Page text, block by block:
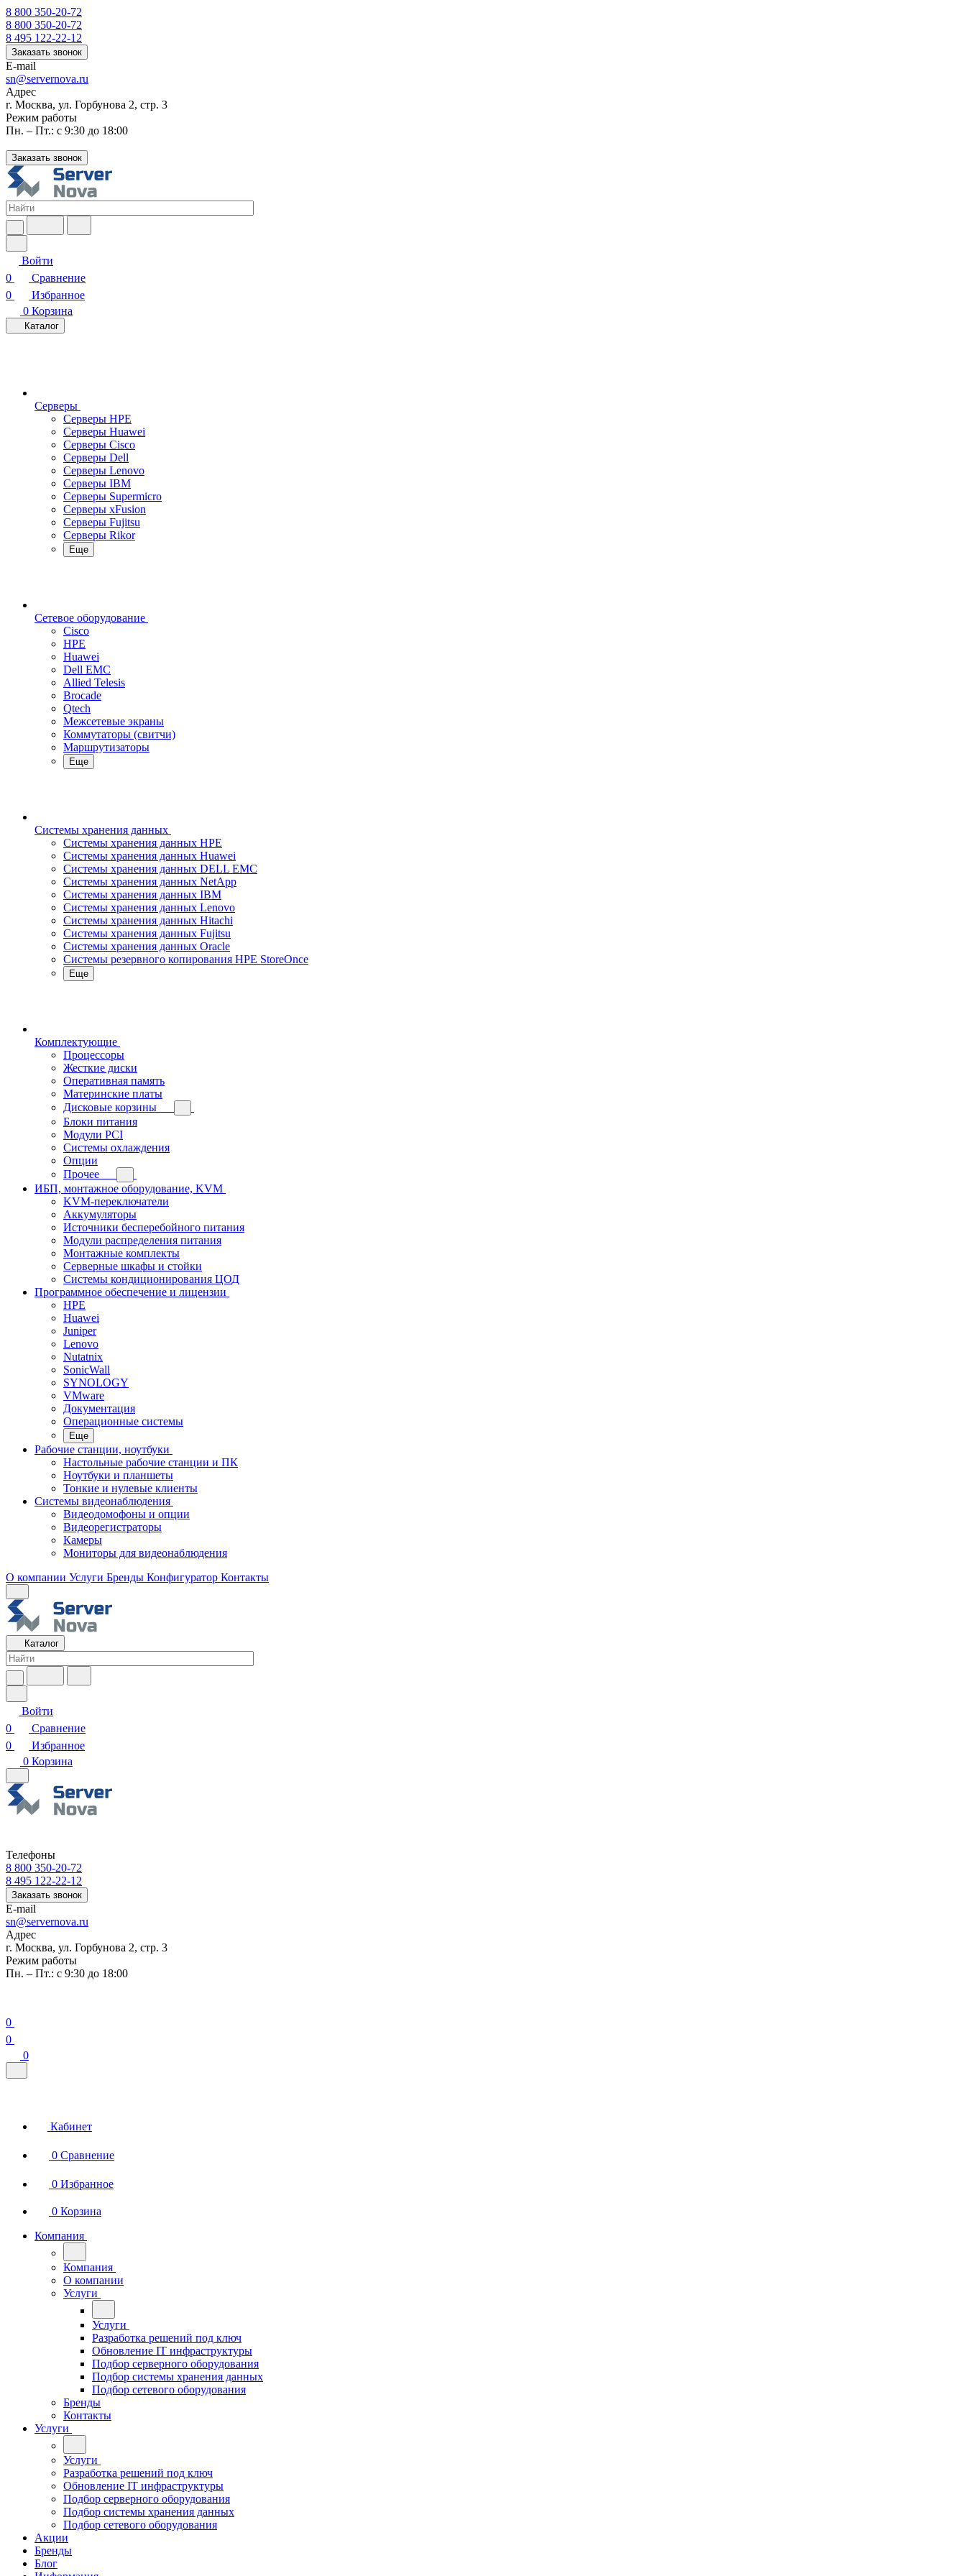
8 800 350-20-72
8 800 350-20-72
8 495 122-22-12
Заказать звонок
E-mail
sn@servernova.ru
Адрес
г. Москва, ул. Горбунова 2, стр. 3
Режим работы
Пн. – Пт.: с 9:30 до 18:00
Заказать звонок
Войти
0
Сравнение
0
Избранное
0 Корзина
Каталог
Серверы
Серверы HPE
Серверы Huawei
Серверы Cisco
Серверы Dell
Серверы Lenovo
Серверы IBM
Серверы Supermicro
Серверы xFusion
Серверы Fujitsu
Серверы Rikor
Еще
Сетевое оборудование
Cisco
HPE
Huawei
Dell EMC
Allied Telesis
Brocade
Qtech
Межсетевые экраны
Коммутаторы (свитчи)
Маршрутизаторы
Еще
Системы хранения данных
Системы хранения данных HPE
Системы хранения данных Huawei
Системы хранения данных DELL EMC
Cистемы хранения данных NetApp
Системы хранения данных IBM
Системы хранения данных Lenovo
Системы хранения данных Hitachi
Системы хранения данных Fujitsu
Системы хранения данных Oracle
Системы резервного копирования HPE StoreOnce
Еще
Комплектующие
Процессоры
Жесткие диски
Оперативная память
Материнские платы
Дисковые корзины
Блоки питания
Модули PCI
Системы охлаждения
Опции
Прочее
ИБП, монтажное оборудование, KVM
KVM-переключатели
Аккумуляторы
Источники бесперебойного питания
Модули распределения питания
Монтажные комплекты
Серверные шкафы и стойки
Системы кондиционирования ЦОД
Программное обеспечение и лицензии
HPE
Huawei
Juniper
Lenovo
Nutatnix
SonicWall
SYNOLOGY
VMware
Документация
Операционные системы
Еще
Рабочие станции, ноутбуки
Настольные рабочие станции и ПК
Ноутбуки и планшеты
Тонкие и нулевые клиенты
Системы видеонаблюдения
Видеодомофоны и опции
Видеорегистраторы
Камеры
Мониторы для видеонаблюдения
О компании Услуги Бренды Конфигуратор Контакты
Каталог
Войти
0
Сравнение
0
Избранное
0 Корзина
Телефоны
8 800 350-20-72
8 495 122-22-12
Заказать звонок
E-mail
sn@servernova.ru
Адрес
г. Москва, ул. Горбунова 2, стр. 3
Режим работы
Пн. – Пт.: с 9:30 до 18:00
0
0
0
Кабинет
0 Сравнение
0 Избранное
0 Корзина
Компания
Компания
О компании
Услуги
Услуги
Разработка решений под ключ
Обновление IT инфраструктуры
Подбор серверного оборудования
Подбор системы хранения данных
Подбор сетевого оборудования
Бренды
Контакты
Услуги
Услуги
Разработка решений под ключ
Обновление IT инфраструктуры
Подбор серверного оборудования
Подбор системы хранения данных
Подбор сетевого оборудования
Акции
Бренды
Блог